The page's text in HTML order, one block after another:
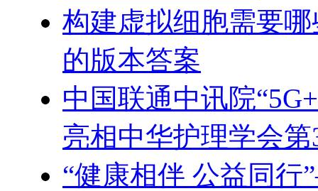
构建虚拟细胞需要
的版本答案
中国联通中讯院
亮相中华护理学会
“健康相伴 公益同